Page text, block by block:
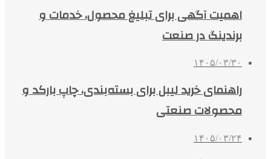
اهمیت آگهی برای تبلیغ محصول، خدمات و
برندینگ در صنعت
۱۴۰۵/۰۳/۳۰
راهنمای خرید لیبل برای بسته‌بندی، چاپ بارکد و
محصولات صنعتی
۱۴۰۵/۰۳/۲۴